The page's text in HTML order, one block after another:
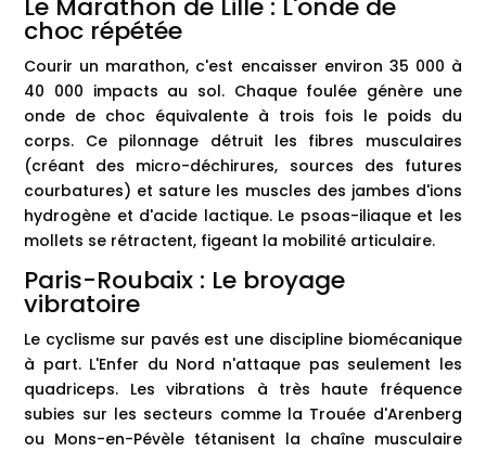
Le Marathon de Lille : L'onde de
choc répétée
Courir un marathon, c'est encaisser environ 35 000 à
40 000 impacts au sol. Chaque foulée génère une
onde de choc équivalente à trois fois le poids du
corps. Ce pilonnage détruit les fibres musculaires
(créant des micro-déchirures, sources des futures
courbatures) et sature les muscles des jambes d'ions
hydrogène et d'acide lactique. Le psoas-iliaque et les
mollets se rétractent, figeant la mobilité articulaire.
Paris-Roubaix : Le broyage
vibratoire
Le cyclisme sur pavés est une discipline biomécanique
à part. L'Enfer du Nord n'attaque pas seulement les
quadriceps. Les vibrations à très haute fréquence
subies sur les secteurs comme la Trouée d'Arenberg
ou Mons-en-Pévèle tétanisent la chaîne musculaire